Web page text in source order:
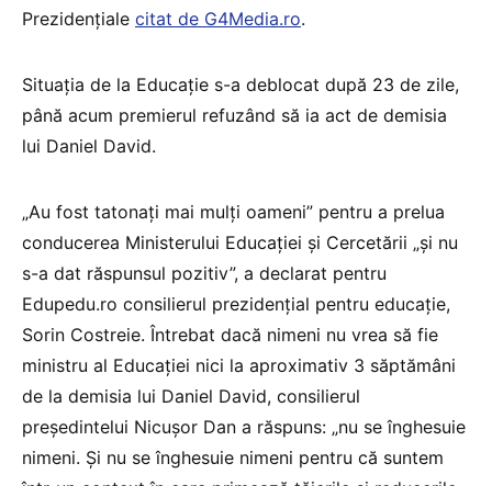
Prezidențiale citat de G4Media.ro.
Situația de la Educație s-a deblocat după 23 de zile,
până acum premierul refuzând să ia act de demisia
lui Daniel David.
„Au fost tatonați mai mulți oameni” pentru a prelua
conducerea Ministerului Educației și Cercetării „și nu
s-a dat răspunsul pozitiv”, a declarat pentru
Edupedu.ro consilierul prezidențial pentru educație,
Sorin Costreie. Întrebat dacă nimeni nu vrea să fie
ministru al Educației nici la aproximativ 3 săptămâni
de la demisia lui Daniel David, consilierul
președintelui Nicușor Dan a răspuns: „nu se înghesuie
nimeni. Și nu se înghesuie nimeni pentru că suntem